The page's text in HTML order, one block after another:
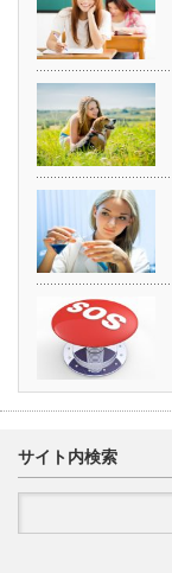
サイト内検索